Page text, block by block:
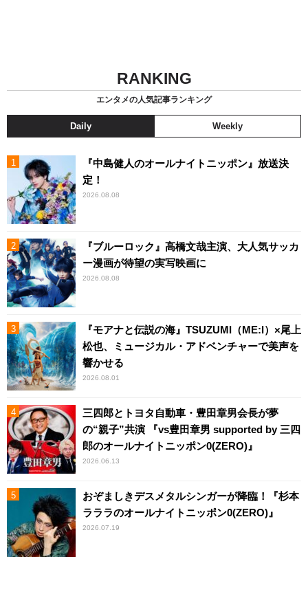
RANKING
エンタメの人気記事ランキング
Daily Weekly
『中島健人のオールナイトニッポン』放送決
定！
2026.08.08
『ブルーロック』高橋文哉主演、大人気サッカ
ー漫画が待望の実写映画に
2026.08.08
『モアナと伝説の海』TSUZUMI（ME:I）×尾上
松也、ミュージカル・アドベンチャーで美声を
響かせる
2026.08.01
三四郎とトヨタ自動車・豊田章男会長が夢
の“親子”共演 『vs豊田章男 supported by 三四
郎のオールナイトニッポン0(ZERO)』
2026.06.13
おぞましきデスメタルシンガーが降臨！『杉本
ラララのオールナイトニッポン0(ZERO)』
2026.07.19